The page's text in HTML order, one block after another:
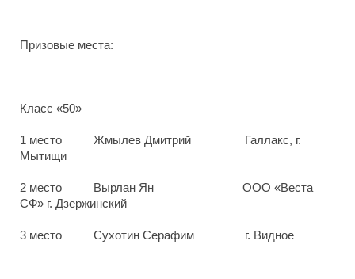
Призовые места:
Класс «50»
1 место Жмылев Дмитрий Галлакс, г.
Мытищи
2 место Вырлан Ян ООО «Веста
СФ» г. Дзержинский
3 место Сухотин Серафим г. Видное